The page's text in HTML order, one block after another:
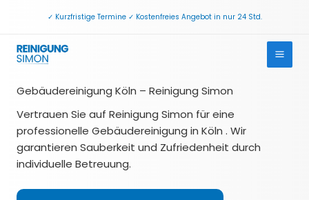
✓ Kurzfristige Termine ✓ Kostenfreies Angebot in nur 24 Std.
Gebäudereinigung Köln – Reinigung Simon
Vertrauen Sie auf Reinigung Simon für eine
professionelle Gebäudereinigung in Köln . Wir
garantieren Sauberkeit und Zufriedenheit durch
individuelle Betreuung.